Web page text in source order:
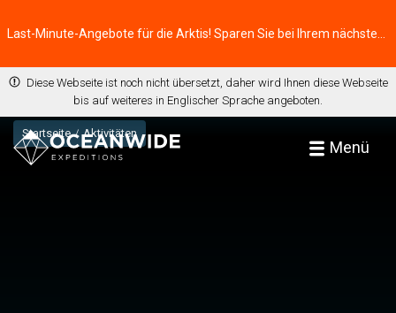
Diese Webseite ist noch nicht übersetzt, daher wird Ihnen diese Webseite
bis auf weiteres in Englischer Sprache angeboten.
Menü
Startseite Aktivitäten